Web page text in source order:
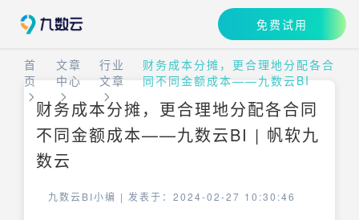
免费试用
首
页
文章
中心
行业
文章
财务成本分摊，更合理地分配各合
同不同金额成本——九数云BI
财务成本分摊，更合理地分配各合同
不同金额成本——九数云BI | 帆软九
数云
九数云BI小编 | 发表于：2024-02-27 10:30:46